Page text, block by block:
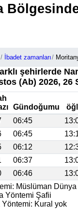
İbadet zamanları
şehirlerde
(Ab) 2026, 26
Gündoğumu
06:45
06:45
06:12
06:37
06:46
Müslüman Dünya
Yöntemi Şafii
Kural yok